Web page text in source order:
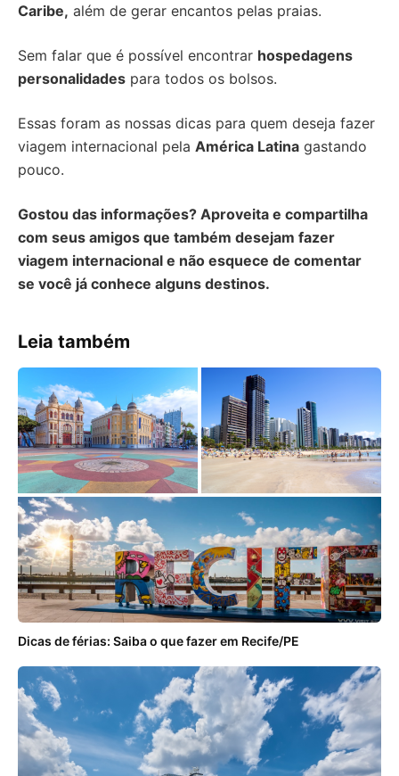
Caribe, além de gerar encantos pelas praias.
Sem falar que é possível encontrar hospedagens
personalidades para todos os bolsos.
Essas foram as nossas dicas para quem deseja fazer
viagem internacional pela América Latina gastando
pouco.
Gostou das informações? Aproveita e compartilha
com seus amigos que também desejam fazer
viagem internacional e não esquece de comentar
se você já conhece alguns destinos.
Leia também
Dicas de férias: Saiba o que fazer em Recife/PE